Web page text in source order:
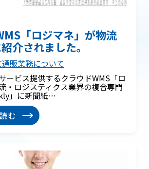
「ロジマネ」が物流
介されました。
通販業務について
ービス提供するクラウドWMS「ロ
・ロジスティクス業界の複合専門
」に新聞紙…
む